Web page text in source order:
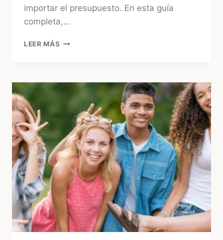
importar el presupuesto. En esta guía
completa,…
LEER MÁS CONOCÉ
PARA
FIESTA
15
AÑOS